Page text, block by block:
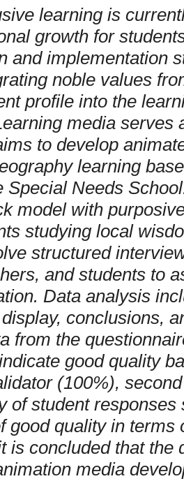
learning is
growth for
and implementation
noble values
profile into the
media serves
to develop
learning
Special Needs
model with
studying local
structured
and students to
Data analysis
conclusions,
from the
good quality
(100%),
of student
good quality in
is concluded that
media